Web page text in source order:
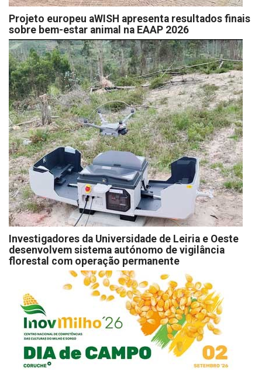
Projeto europeu aWISH apresenta resultados finais
sobre bem-estar animal na EAAP 2026
Investigadores da Universidade de Leiria e Oeste
desenvolvem sistema autónomo de vigilância
florestal com operação permanente